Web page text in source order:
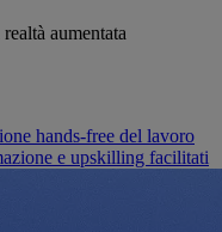
aumentata
hands-free del lavoro
e upskilling facilitati